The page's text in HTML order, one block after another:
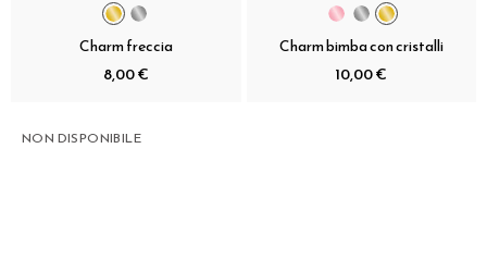
Charm freccia
8,00 €
Charm bimba con cristalli
10,00 €
NON DISPONIBILE